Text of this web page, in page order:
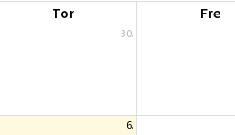
Tor Fre
30.
6.